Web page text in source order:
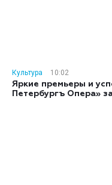
Культура
10:02
Яркие премьеры и
Петербургъ Опера»